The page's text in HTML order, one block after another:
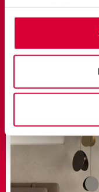
cookieclicchi qui. Il
cliccando sul tasto
cookie di
Feinsteinzeug